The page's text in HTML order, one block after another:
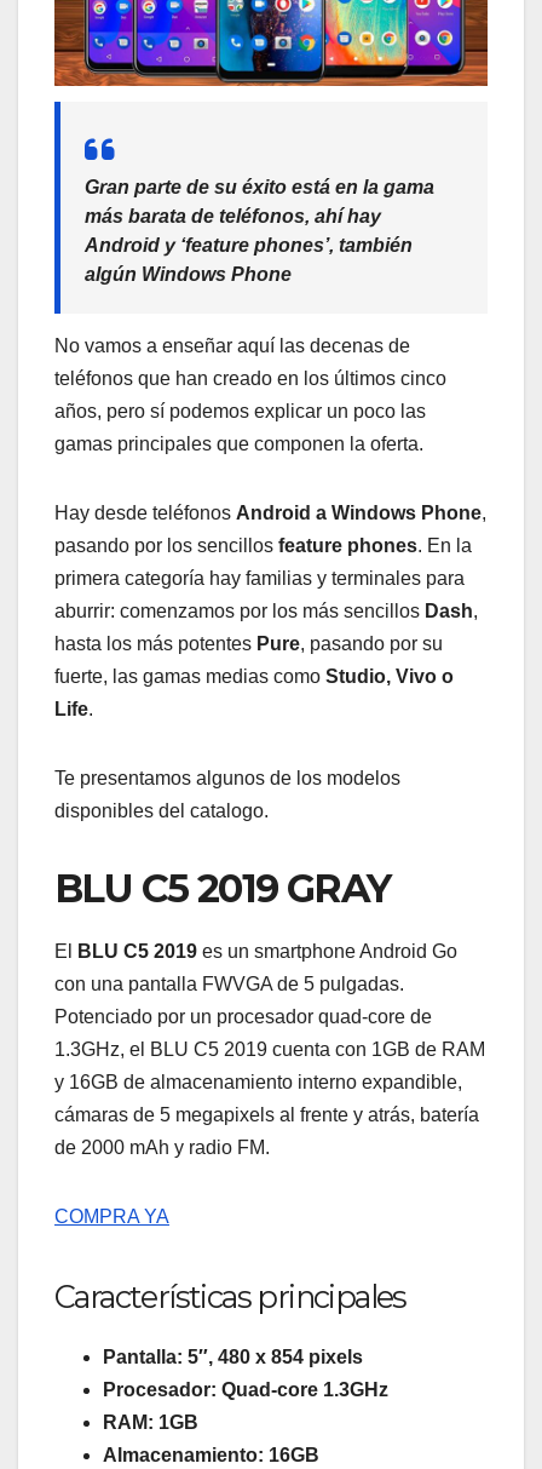
Gran parte de su éxito está en la gama
más barata de teléfonos, ahí hay
Android y ‘feature phones’, también
algún Windows Phone
No vamos a enseñar aquí las decenas de
teléfonos que han creado en los últimos cinco
años, pero sí podemos explicar un poco las
gamas principales que componen la oferta.
Hay desde teléfonos Android a Windows Phone,
pasando por los sencillos feature phones. En la
primera categoría hay familias y terminales para
aburrir: comenzamos por los más sencillos Dash,
hasta los más potentes Pure, pasando por su
fuerte, las gamas medias como Studio, Vivo o
Life.
Te presentamos algunos de los modelos
disponibles del catalogo.
BLU C5 2019 GRAY
El BLU C5 2019 es un smartphone Android Go
con una pantalla FWVGA de 5 pulgadas.
Potenciado por un procesador quad-core de
1.3GHz, el BLU C5 2019 cuenta con 1GB de RAM
y 16GB de almacenamiento interno expandible,
cámaras de 5 megapixels al frente y atrás, batería
de 2000 mAh y radio FM.
COMPRA YA
Características principales
Pantalla: 5″, 480 x 854 pixels
Procesador: Quad-core 1.3GHz
RAM: 1GB
Almacenamiento: 16GB